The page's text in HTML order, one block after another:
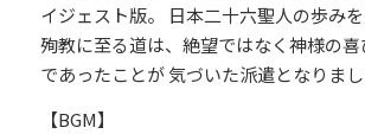
イジェスト版。 日本二十六聖人の歩みを
殉教に至る道は、絶望ではなく神様の
であったことが 気づいた派遣となりまし
【BGM】